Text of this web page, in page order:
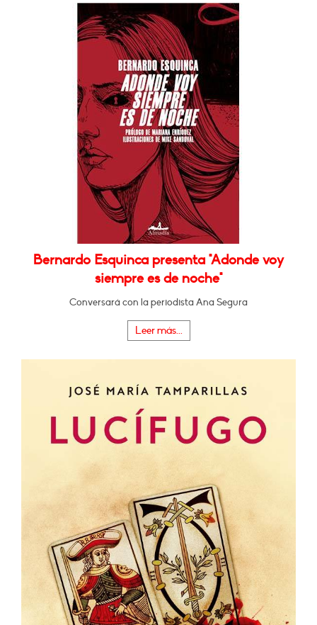
Bernardo Esquinca presenta "Adonde voy
siempre es de noche"
Conversará con la periodista Ana Segura
Leer más...